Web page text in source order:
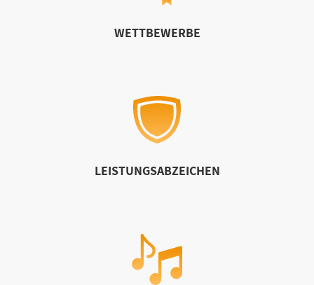
WETTBEWERBE
LEISTUNGSABZEICHEN